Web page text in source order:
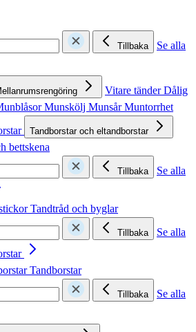
Tillbaka
Se alla
Vitare tänderDålig
Munskölj MunsårMuntorrhet
Tandborstar och eltandborstar
bettskena
Tillbaka
Se alla
Tandtråd och byglar
Tillbaka
Se alla
Tandborstar
Tillbaka
Se alla